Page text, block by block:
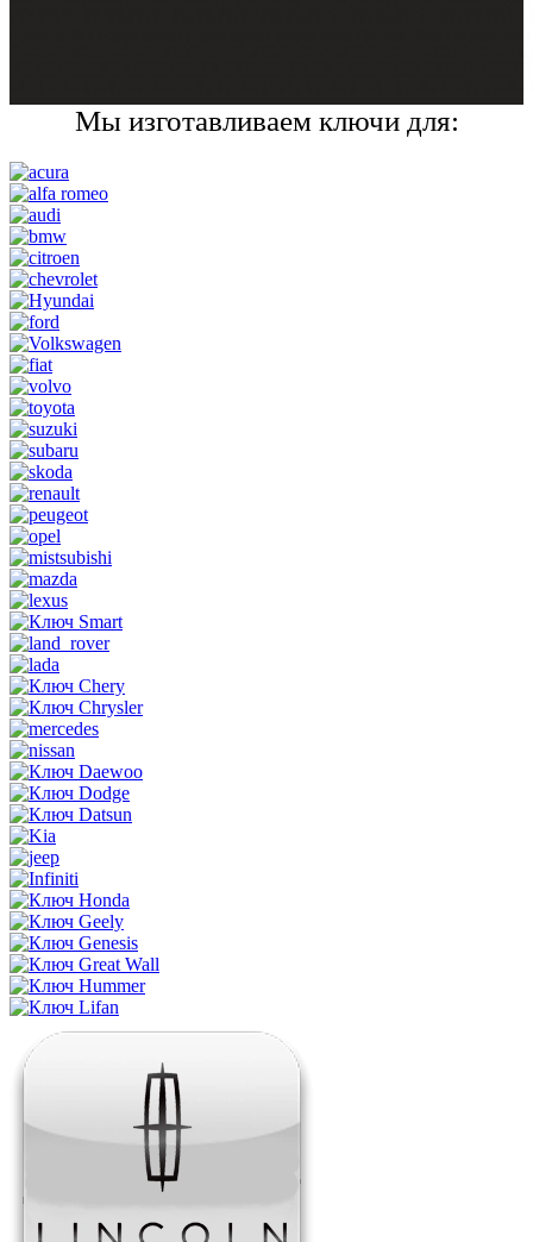
Мы изготавливаем ключи для: